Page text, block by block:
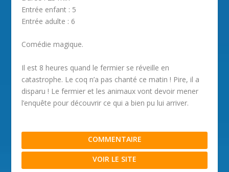
Entrée enfant : 5
Entrée adulte : 6
Comédie magique.
Il est 8 heures quand le fermier se réveille en
catastrophe. Le coq n’a pas chanté ce matin ! Pire, il a
disparu ! Le fermier et les animaux vont devoir mener
l’enquête pour découvrir ce qui a bien pu lui arriver.
COMMENTAIRE
VOIR LE SITE